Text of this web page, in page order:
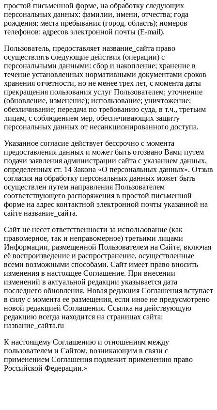
простой письменной форме, на обработку следующих
персональных данных: фамилии, имени, отчества; года
рождения; места пребывания (город, область); номеров
телефонов; адресов электронной почты (E-mail).
Пользователь, предоставляет название_сайта право
осуществлять следующие действия (операции) с
персональными данными: сбор и накопление; хранение в
течение установленных нормативными документами сроков
хранения отчетности, но не менее трех лет, с момента даты
прекращения пользования услуг Пользователем; уточнение
(обновление, изменение); использование; уничтожение;
обезличивание; передача по требованию суда, в т.ч., третьим
лицам, с соблюдением мер, обеспечивающих защиту
персональных данных от несанкционированного доступа.
Указанное согласие действует бессрочно с момента
предоставления данных и может быть отозвано Вами путем
подачи заявления администрации сайта с указанием данных,
определенных ст. 14 Закона «О персональных данных». Отзыв
согласия на обработку персональных данных может быть
осуществлен путем направления Пользователем
соответствующего распоряжения в простой письменной
форме на адрес контактной электронной почты указанной на
сайте название_сайта.
Сайт не несет ответственности за использование (как
правомерное, так и неправомерное) третьими лицами
Информации, размещенной Пользователем на Сайте, включая
её воспроизведение и распространение, осуществленные
всеми возможными способами. Сайт имеет право вносить
изменения в настоящее Соглашение. При внесении
изменений в актуальной редакции указывается дата
последнего обновления. Новая редакция Соглашения вступает
в силу с момента ее размещения, если иное не предусмотрено
новой редакцией Соглашения. Ссылка на действующую
редакцию всегда находится на страницах сайта:
название_сайта.ru
К настоящему Соглашению и отношениям между
пользователем и Сайтом, возникающим в связи с
применением Соглашения подлежит применению право
Российской Федерации.»